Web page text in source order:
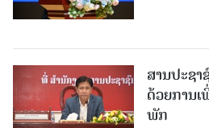
ສານປະຊ
ດ້ວຍການ
ພັກ